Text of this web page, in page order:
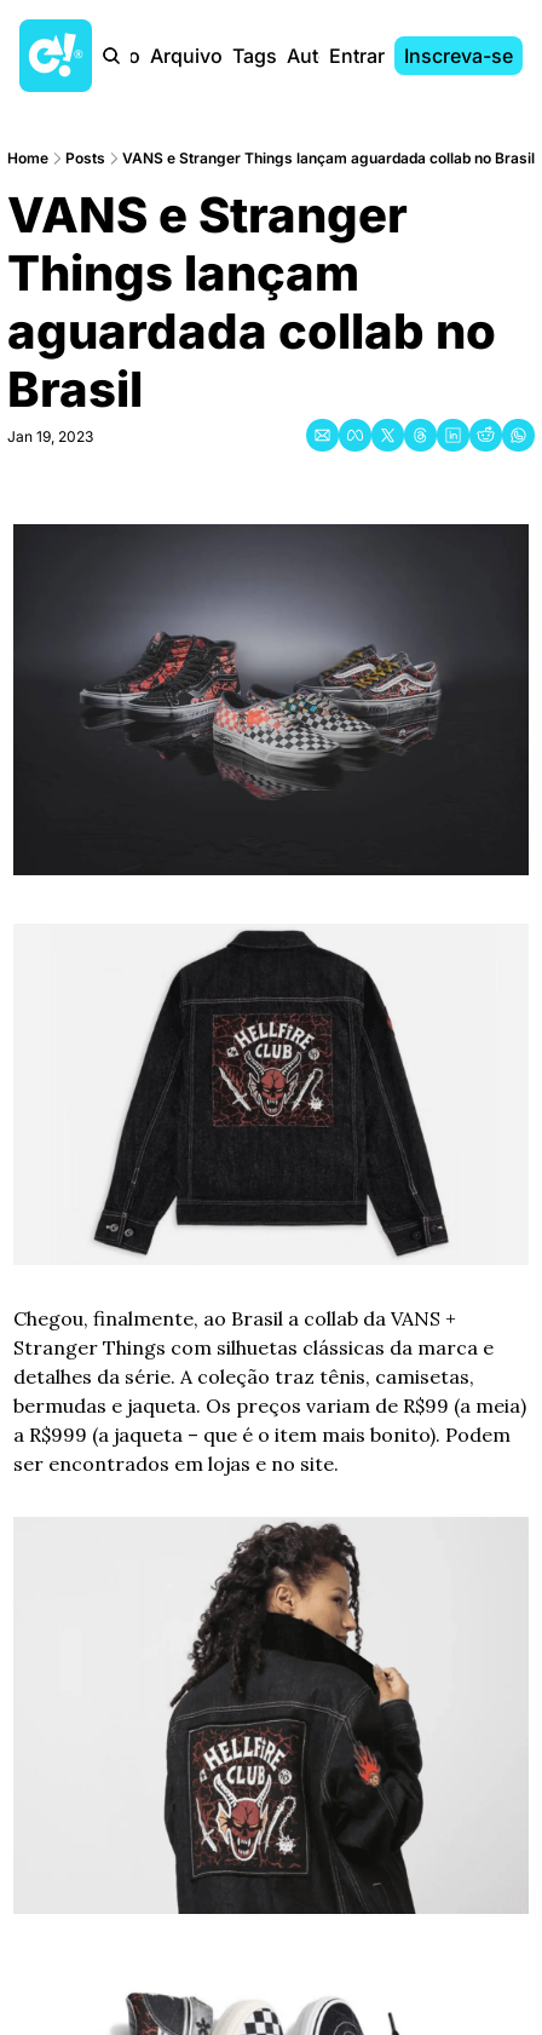
Início Arquivo Tags AutoresEntrar Inscreva-se
Home Posts VANS e Stranger Things lançam aguardada collab no Brasil
VANS e Stranger
Things lançam
aguardada collab no
Brasil
Jan 19, 2023
Chegou, finalmente, ao Brasil a collab da VANS +
Stranger Things com silhuetas clássicas da marca e
detalhes da série. A coleção traz tênis, camisetas,
bermudas e jaqueta. Os preços variam de R$99 (a meia)
a R$999 (a jaqueta – que é o item mais bonito). Podem
ser encontrados em lojas e no site.